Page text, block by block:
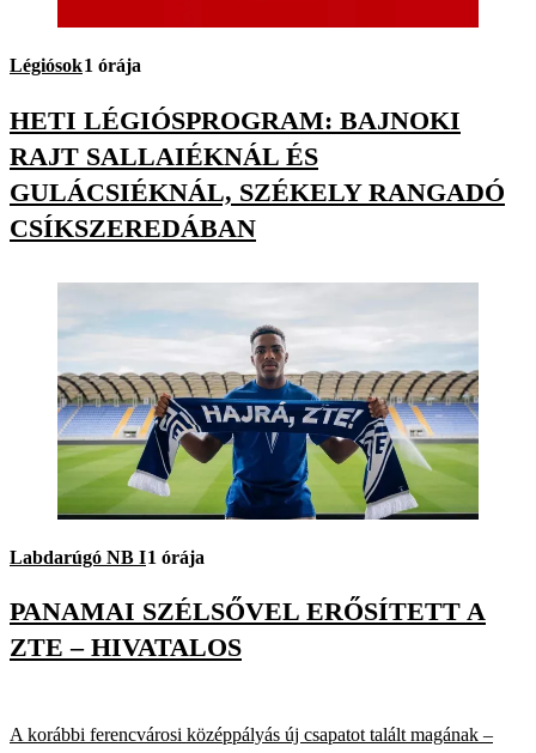
Légiósok1 órája
HETI LÉGIÓSPROGRAM: BAJNOKI
RAJT SALLAIÉKNÁL ÉS
GULÁCSIÉKNÁL, SZÉKELY RANGADÓ
CSÍKSZEREDÁBAN
Labdarúgó NB I1 órája
PANAMAI SZÉLSŐVEL ERŐSÍTETT A
ZTE – HIVATALOS
A korábbi ferencvárosi középpályás új csapatot talált magának –